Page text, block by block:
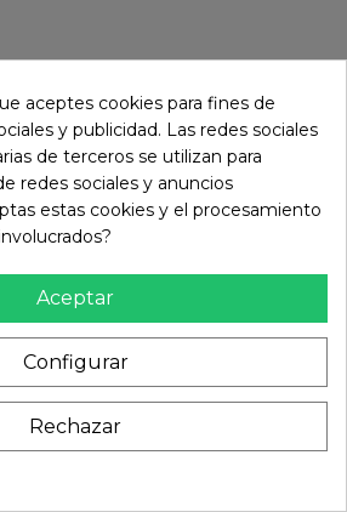
Añadir al carrito
momento. Para ello, consulte nuestra
aviso legal.
aceptes cookies para fines de
y publicidad. Las redes sociales
de terceros se utilizan para
redes sociales y anuncios
estas cookies y el procesamiento
Aceptar
Configurar
Rechazar